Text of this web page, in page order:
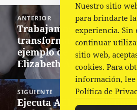
Navegación
entradas
ANTERIOR
Entrada
anterior:
Trabajamos por la
transformación de
ejemplo de nuestros
Elizabeth Álvarez
SIGUIENTE
Siguiente
Ejecuta AEI cateo en
Nuestro sitio
para brindarte
experiencia. Sin
continuar
sitio web,
cookies. Para
información,
Política de